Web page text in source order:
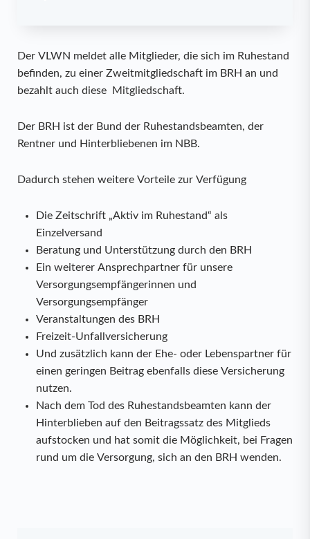
Der VLWN meldet alle Mitglieder, die sich im Ruhestand
befinden, zu einer Zweitmitgliedschaft im BRH an und
bezahlt auch diese Mitgliedschaft.
Der BRH ist der Bund der Ruhestandsbeamten, der
Rentner und Hinterbliebenen im NBB.
Dadurch stehen weitere Vorteile zur Verfügung
Die Zeitschrift „Aktiv im Ruhestand“ als
Einzelversand
Beratung und Unterstützung durch den BRH
Ein weiterer Ansprechpartner für unsere
Versorgungsempfängerinnen und
Versorgungsempfänger
Veranstaltungen des BRH
Freizeit-Unfallversicherung
Und zusätzlich kann der Ehe- oder Lebenspartner für
einen geringen Beitrag ebenfalls diese Versicherung
nutzen.
Nach dem Tod des Ruhestandsbeamten kann der
Hinterblieben auf den Beitragssatz des Mitglieds
aufstocken und hat somit die Möglichkeit, bei Fragen
rund um die Versorgung, sich an den BRH wenden.